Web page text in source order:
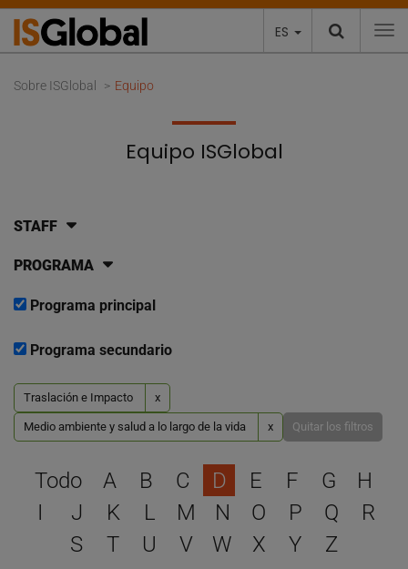
ES
Sobre ISGlobal Equipo
Equipo ISGlobal
STAFF
PROGRAMA
Programa principal
Programa secundario
Traslación e Impacto x
Medio ambiente y salud a lo largo de la vida x Quitar los filtros
Selecciona una letra
Todo A B C D E F G
H
I
J K L M N O P Q
R
S
T U V W X Y Z